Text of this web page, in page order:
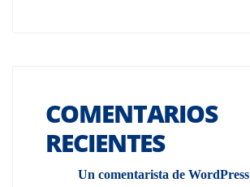
COMENTARIOS
RECIENTES
Un comentarista de WordPress